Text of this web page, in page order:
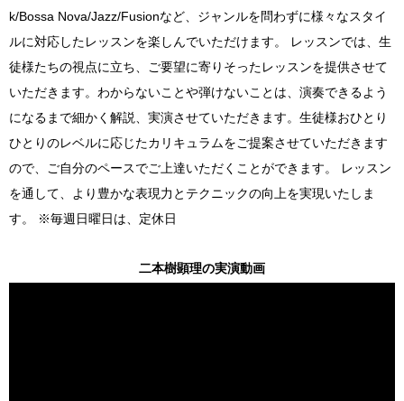
k/Bossa Nova/Jazz/Fusionなど、ジャンルを問わずに様々なスタイ
ルに対応したレッスンを楽しんでいただけます。 レッスンでは、生
徒様たちの視点に立ち、ご要望に寄りそったレッスンを提供させて
いただきます。わからないことや弾けないことは、演奏できるよう
になるまで細かく解説、実演させていただきます。生徒様おひとり
ひとりのレベルに応じたカリキュラムをご提案させていただきます
ので、ご自分のペースでご上達いただくことができます。 レッスン
を通して、より豊かな表現力とテクニックの向上を実現いたしま
す。 ※毎週日曜日は、定休日
二本樹顕理の実演動画